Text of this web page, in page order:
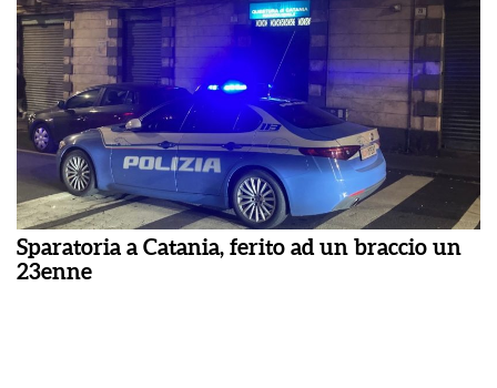
Sparatoria a Catania, ferito ad un braccio un
23enne